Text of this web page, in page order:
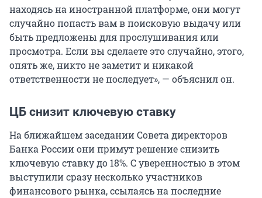
находясь на иностранной платформе, они могут
случайно попасть вам в поисковую выдачу или
быть предложены для прослушивания или
просмотра. Если вы сделаете это случайно, этого,
опять же, никто не заметит и никакой
ответственности не последует», — объяснил он.
ЦБ снизит ключевую ставку
На ближайшем заседании Совета директоров
Банка России они примут решение снизить
ключевую ставку до 18%. С уверенностью в этом
выступили сразу несколько участников
финансового рынка, ссылаясь на последние